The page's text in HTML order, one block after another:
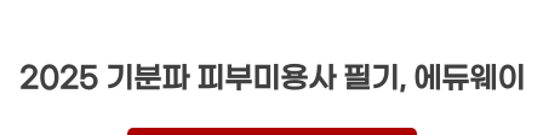
2025 기분파 피부미용사 필기, 에듀웨이